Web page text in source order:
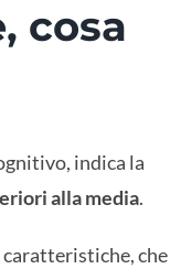
cosa
indica la
alla media.
che